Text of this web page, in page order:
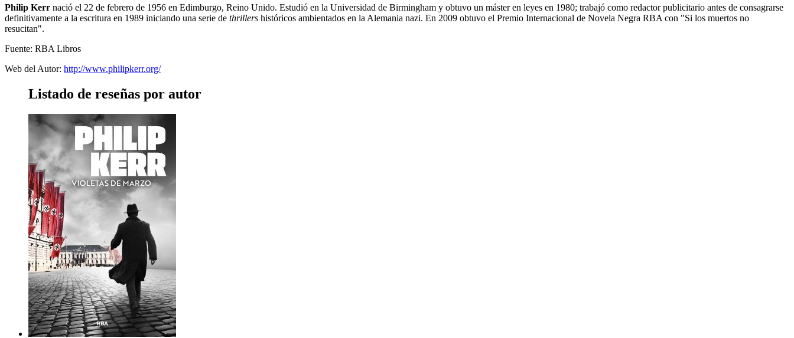
Philip Kerr nació el 22 de febrero de 1956 en Edimburgo, Reino Unido. Estudió en la Universidad de Birmingham y obtuvo un máster en leyes en 1980; trabajó como redactor publicitario antes de consagrarse
definitivamente a la escritura en 1989 iniciando una serie de thrillers históricos ambientados en la Alemania nazi. En 2009 obtuvo el Premio Internacional de Novela Negra RBA con "Si los muertos no
resucitan".
Fuente: RBA Libros
Web del Autor: http://www.philipkerr.org/
Listado de reseñas por autor